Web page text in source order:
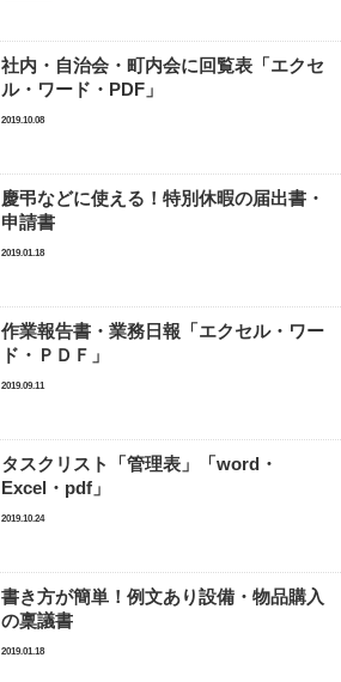
社内・自治会・町内会に回覧表「エクセ
ル・ワード・PDF」
2019.10.08
慶弔などに使える！特別休暇の届出書・
申請書
2019.01.18
作業報告書・業務日報「エクセル・ワー
ド・ＰＤＦ」
2019.09.11
タスクリスト「管理表」「word・
Excel・pdf」
2019.10.24
書き方が簡単！例文あり設備・物品購入
の稟議書
2019.01.18